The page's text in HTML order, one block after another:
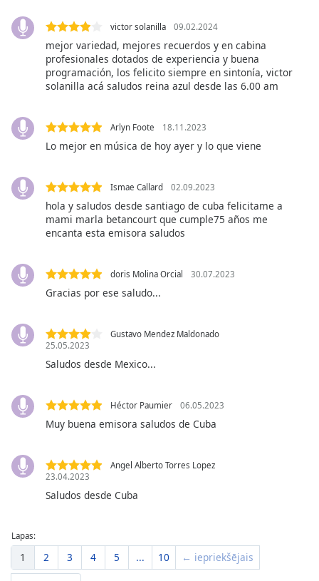
selected
Fullscreen
This
modal
Beginning
dialog
window.
cancel
and
window.
Background
Color
victor solanilla 09.02.2024
mejor variedad, mejores recuerdos y en cabina
profesionales dotados de experiencia y buena
programación, los felicito siempre en sintonía, victor
solanilla acá saludos reina azul desde las 6.00 am
Arlyn Foote 18.11.2023
Lo mejor en música de hoy ayer y lo que viene
Ismae Callard 02.09.2023
hola y saludos desde santiago de cuba felicitame a
mami marla betancourt que cumple75 años me
encanta esta emisora saludos
doris Molina Orcial 30.07.2023
Gracias por ese saludo...
Gustavo Mendez Maldonado
25.05.2023
Saludos desde Mexico...
Héctor Paumier 06.05.2023
Muy buena emisora saludos de Cuba
Angel Alberto Torres Lopez
23.04.2023
Saludos desde Cuba
Lapas:
1 2 3 4 5 ... 10 ← iepriekšējais